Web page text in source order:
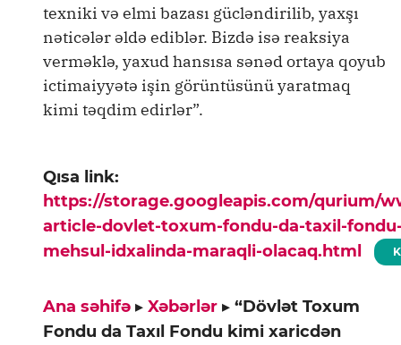
texniki və elmi bazası gücləndirilib, yaxşı
nəticələr əldə ediblər. Bizdə isə reaksiya
verməklə, yaxud hansısa sənəd ortaya qoyub
ictimaiyyətə işin görüntüsünü yaratmaq
kimi təqdim edirlər”.
Qısa link:
https://storage.googleapis.com/qurium/
article-dovlet-toxum-fondu-da-taxil-
mehsul-idxalinda-maraqli-olacaq.html
Ana səhifə ▸ Xəbərlər ▸ “Dövlət Toxum
Fondu da Taxıl Fondu kimi xaricdən